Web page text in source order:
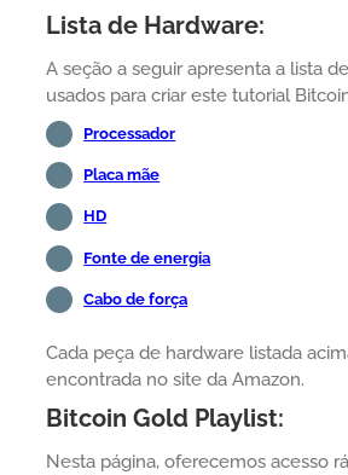
Lista de Hardware:
A seção a seguir apresenta a lista
usados para criar este tutorial
Processador
Placa mãe
HD
Fonte de energia
Cabo de força
Cada peça de hardware listada
encontrada no site da Amazon.
Bitcoin Gold Playlist:
Nesta página, oferecemos acesso